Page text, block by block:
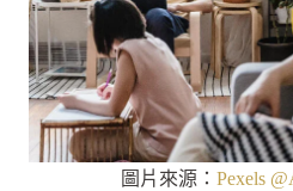
圖片來源： Pexels @